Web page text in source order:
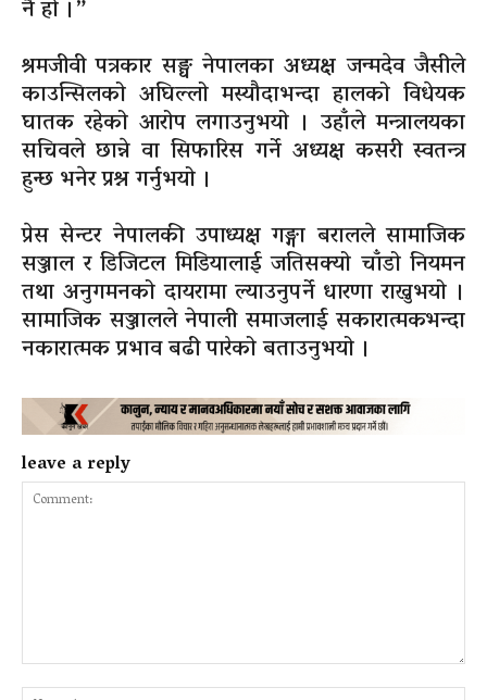
नै हो ।”
श्रमजीवी पत्रकार सङ्घ नेपालका अध्यक्ष जन्मदेव जैसीले
काउन्सिलको अघिल्लो मस्यौदाभन्दा हालको विधेयक
घातक रहेको आरोप लगाउनुभयो । उहाँले मन्त्रालयका
सचिवले छान्ने वा सिफारिस गर्ने अध्यक्ष कसरी स्वतन्त्र
हुन्छ भनेर प्रश्न गर्नुभयो ।
प्रेस सेन्टर नेपालकी उपाध्यक्ष गङ्गा बरालले सामाजिक
सञ्जाल र डिजिटल मिडियालाई जतिसक्यो चाँडो नियमन
तथा अनुगमनको दायरामा ल्याउनुपर्ने धारणा राख्नुभयो ।
सामाजिक सञ्जालले नेपाली समाजलाई सकारात्मकभन्दा
नकारात्मक प्रभाव बढी पारेको बताउनुभयो ।
leave a reply